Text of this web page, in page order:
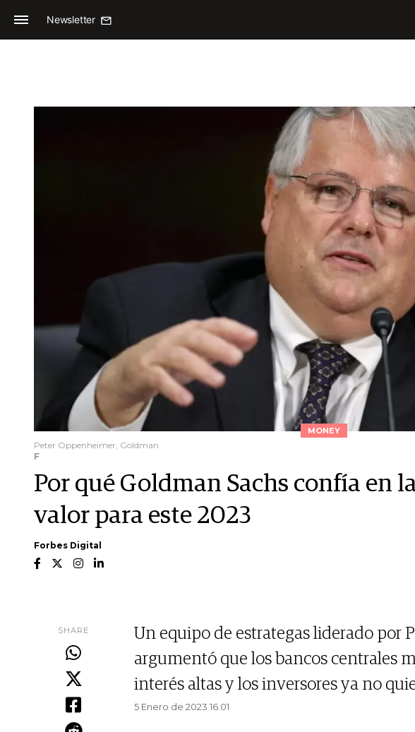
Newsletter
MONEY
Peter Oppenheimer, Goldman
F
Por qué Goldman Sachs confía en
valor para este 2023
Forbes Digital
SHARE
Un equipo de estrategas liderado por
argumentó que los bancos centrales
interés altas y los inversores ya no
5 Enero de 2023 16.01